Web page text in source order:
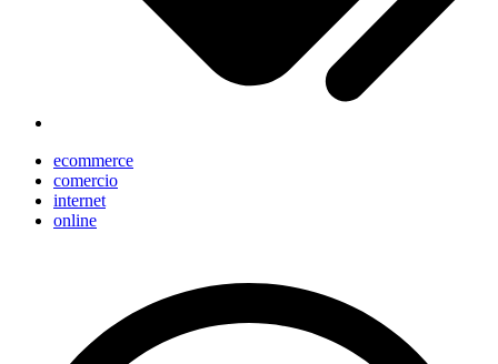
ecommerce
comercio
internet
online